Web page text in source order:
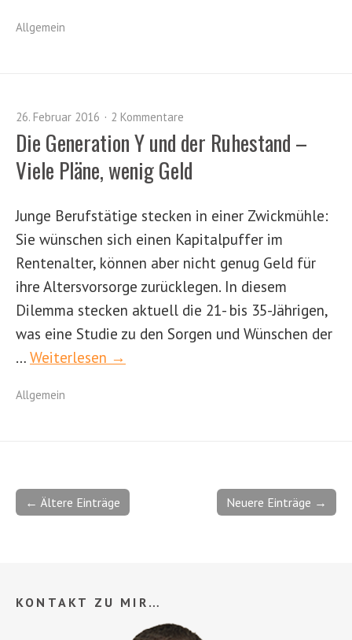
Allgemein
26. Februar 2016 2 Kommentare
Die Generation Y und der Ruhestand –
Viele Pläne, wenig Geld
Junge Berufstätige stecken in einer Zwickmühle:
Sie wünschen sich einen Kapitalpuffer im
Rentenalter, können aber nicht genug Geld für
ihre Altersvorsorge zurücklegen. In diesem
Dilemma stecken aktuell die 21- bis 35-Jährigen,
was eine Studie zu den Sorgen und Wünschen der
… Weiterlesen →
Allgemein
← Ältere Einträge Neuere Einträge →
KONTAKT ZU MIR…